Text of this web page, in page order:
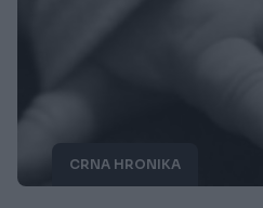
CRNA HRONIKA